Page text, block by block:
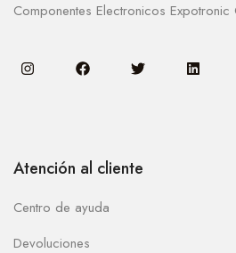
Componentes Electronicos Expotronic
Atención al cliente
Centro de ayuda
Devoluciones